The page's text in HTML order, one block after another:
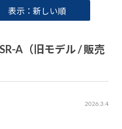
表示：新しい順
A（旧モデル / 販売
2026.3.4